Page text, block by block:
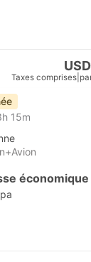
Taxes comprises
15m